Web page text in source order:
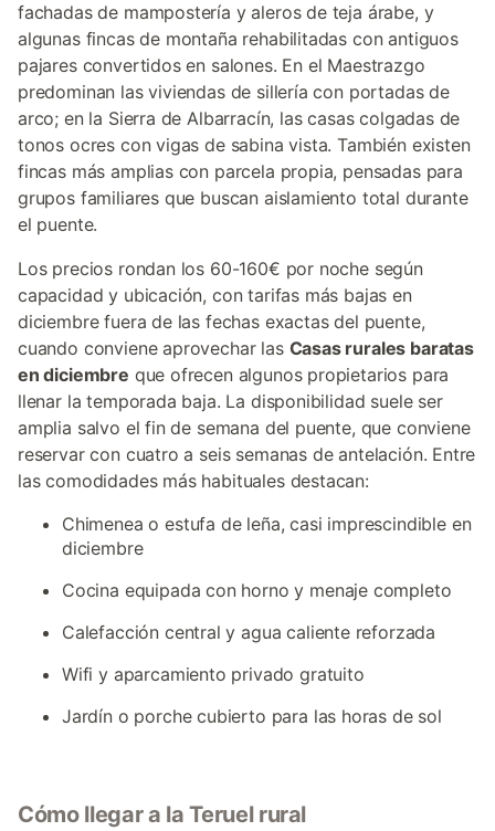
fachadas de mampostería y aleros de teja árabe, y
algunas fincas de montaña rehabilitadas con antiguos
pajares convertidos en salones. En el Maestrazgo
predominan las viviendas de sillería con portadas de
arco; en la Sierra de Albarracín, las casas colgadas de
tonos ocres con vigas de sabina vista. También existen
fincas más amplias con parcela propia, pensadas para
grupos familiares que buscan aislamiento total durante
el puente.
Los precios rondan los 60-160€ por noche según
capacidad y ubicación, con tarifas más bajas en
diciembre fuera de las fechas exactas del puente,
cuando conviene aprovechar las Casas rurales baratas
en diciembre que ofrecen algunos propietarios para
llenar la temporada baja. La disponibilidad suele ser
amplia salvo el fin de semana del puente, que conviene
reservar con cuatro a seis semanas de antelación. Entre
las comodidades más habituales destacan:
Chimenea o estufa de leña, casi imprescindible en
diciembre
Cocina equipada con horno y menaje completo
Calefacción central y agua caliente reforzada
Wifi y aparcamiento privado gratuito
Jardín o porche cubierto para las horas de sol
Cómo llegar a la Teruel rural